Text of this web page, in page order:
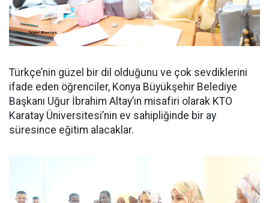
Türkçe’nin güzel bir dil olduğunu ve çok sevdiklerini
ifade eden öğrenciler, Konya Büyükşehir Belediye
Başkanı Uğur İbrahim Altay’ın misafiri olarak KTO
Karatay Üniversitesi’nin ev sahipliğinde bir ay
süresince eğitim alacaklar.